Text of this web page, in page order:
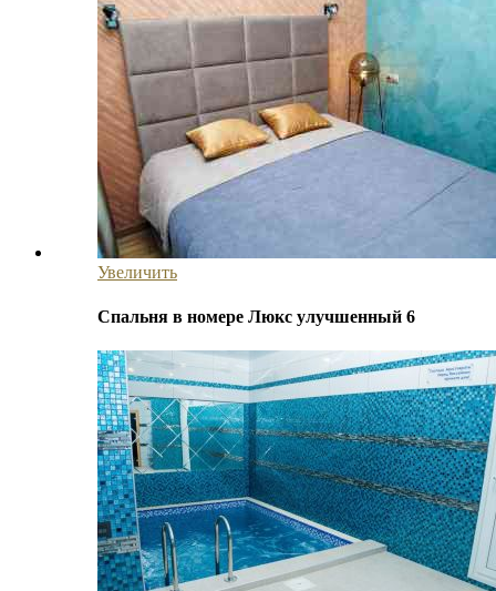
Увеличить
Спальня в номере Люкс улучшенный 6